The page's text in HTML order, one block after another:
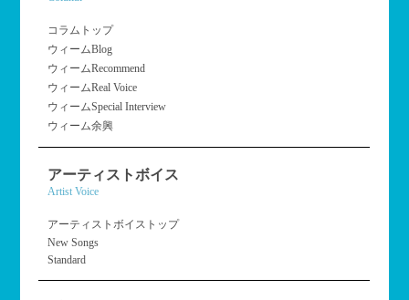
コラムトップ
ウィームBlog
ウィームRecommend
ウィームReal Voice
ウィームSpecial Interview
ウィーム余興
アーティストボイス
Artist Voice
アーティストボイストップ
New Songs
Standard